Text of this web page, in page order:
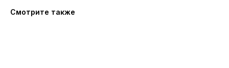
Смотрите также